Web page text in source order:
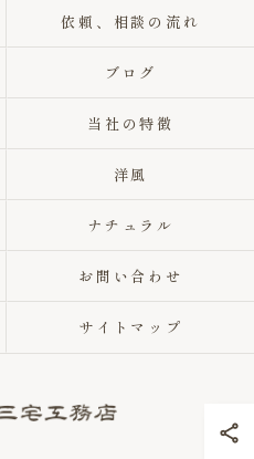
依頼、相談の流れ
ブログ
当社の特徴
洋風
ナチュラル
お問い合わせ
サイトマップ